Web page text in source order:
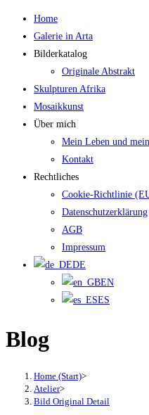
Zum
Inhalt
springen
Home
Galerie in Arta
Bilderkatalog
Originale Abstrakt
Skulpturen Afrika
Mosaikkunst
Über mich
Mein Leben und
Kontakt
Rechtliches
Cookie-Richtlinie
Datenschutzerklärung
AGB
Impressum
DE
EN
ES
Blog
Home (Start)>
Atelier>
Bild Original Detail